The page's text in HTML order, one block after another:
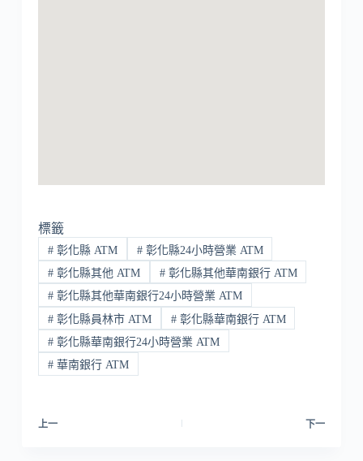
標籤
#彰化縣 ATM #彰化縣24小時營業 ATM
#彰化縣其他 ATM #彰化縣其他華南銀行 ATM
#彰化縣其他華南銀行24小時營業 ATM
#彰化縣員林市 ATM #彰化縣華南銀行 ATM
#彰化縣華南銀行24小時營業 ATM
#華南銀行 ATM
上一 下一